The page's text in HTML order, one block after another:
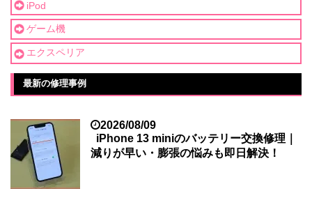
iPod
ゲーム機
エクスペリア
最新の修理事例
2026/08/09
iPhone 13 miniのバッテリー交換修理｜
減りが早い・膨張の悩みも即日解決！